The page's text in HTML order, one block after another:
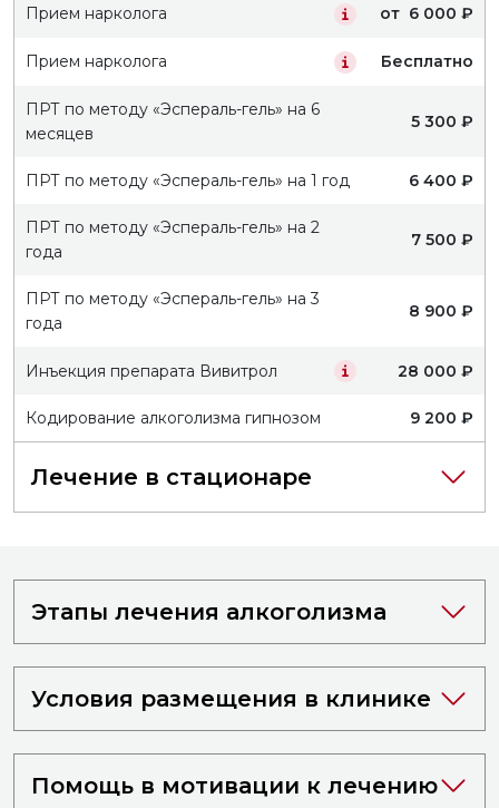
Прием нарколога от 6 000 ₽
Прием нарколога Бесплатно
ПРТ по методу «Эспераль-гель» на 6
месяцев
5 300 ₽
ПРТ по методу «Эспераль-гель» на 1 год 6 400 ₽
ПРТ по методу «Эспераль-гель» на 2
года
7 500 ₽
ПРТ по методу «Эспераль-гель» на 3
года
8 900 ₽
Инъекция препарата Вивитрол 28 000 ₽
Кодирование алкоголизма гипнозом 9 200 ₽
Лечение в стационаре
Этапы лечения алкоголизма
Условия размещения в клинике
Помощь в мотивации к лечению